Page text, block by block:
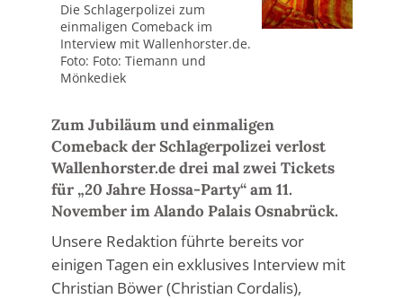
Die Schlagerpolizei zum
einmaligen Comeback im
Interview mit Wallenhorster.de.
Foto: Foto: Tiemann und
Mönkediek
Zum Jubiläum und einmaligen
Comeback der Schlagerpolizei verlost
Wallenhorster.de drei mal zwei Tickets
für „20 Jahre Hossa-Party“ am 11.
November im Alando Palais Osnabrück.
Unsere Redaktion führte bereits vor
einigen Tagen ein exklusives Interview mit
Christian Böwer (Christian Cordalis),